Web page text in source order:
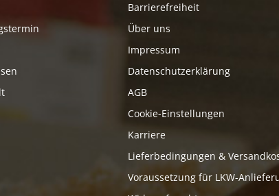
Barrierefreiheit
Über uns
Impressum
Datenschutzerklärung
AGB
Cookie-Einstellungen
Karriere
Lieferbedingungen &
Voraussetzung für LKW-